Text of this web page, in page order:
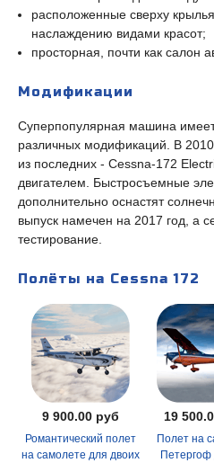
расположенные сверху
наслаждению видами красот;
просторная, почти как салон
Модификации
Суперпопулярная машина
различных модификаций. В
из последних - Cessna-172
двигателем. Быстросъемные
дополнительно оснастят
выпуск намечен на 2017 год, а
тестирование.
Полёты на Cessna 172
9 900.00 руб
Романтический полет
на самолете для двоих
19
Полет на
Петергоф